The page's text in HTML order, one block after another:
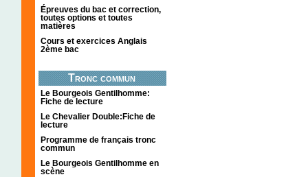
Épreuves du bac et correction,
toutes options et toutes
matières
Cours et exercices Anglais
2ème bac
Tronc commun
Le Bourgeois Gentilhomme:
Fiche de lecture
Le Chevalier Double:Fiche de
lecture
Programme de français tronc
commun
Le Bourgeois Gentilhomme en
scène